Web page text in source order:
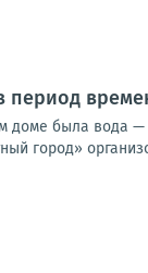
была вода
город»